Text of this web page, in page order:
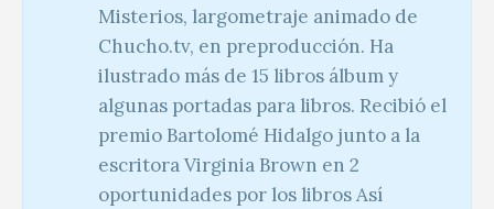
Misterios, largometraje animado de
Chucho.tv, en preproducción. Ha
ilustrado más de 15 libros álbum y
algunas portadas para libros. Recibió el
premio Bartolomé Hidalgo junto a la
escritora Virginia Brown en 2
oportunidades por los libros Así